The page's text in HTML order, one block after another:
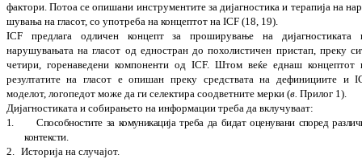
фактори. Потоа се опишани инс­тру­ментите за дијагностика и терапија на на
шувања на гласот, со употреба на кон­це­п­тот на ICF (18, 19).
ICFпредлага одличен концептзапроши­ру­вање на дијагностиката
нарушувањата нагласот од едностран до похолистичен при­стап, преку
четири, горенаведени ком­по­­ненти од ICF. Штом веќе еднаш конце­п­тот
резултатите на гласот е опишан преку сред­ствата на дефинициите и
моделот, лого­педот може да ги селектира соодветните мерки (в. Прилог 1).
Дијагностиката и собирањето на инфор­ма­ции треба да вклучуваат:
1.
Способностите за комуникација треба да би­­дат оценувани според
контексти.
2. Историја на случајот.